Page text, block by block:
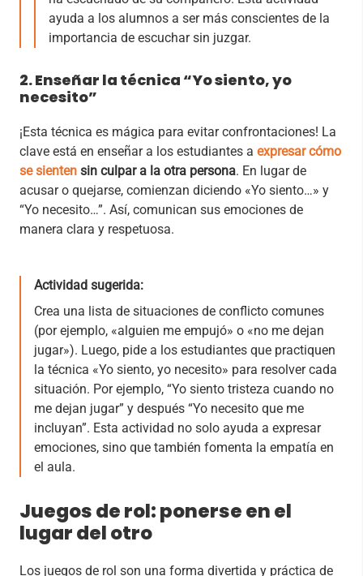
ayuda a los alumnos a ser más conscientes de la
importancia de escuchar sin juzgar.
2. Enseñar la técnica “Yo siento, yo
necesito”
¡Esta técnica es mágica para evitar confrontaciones! La
clave está en enseñar a los estudiantes a expresar cómo
se sienten sin culpar a la otra persona. En lugar de
acusar o quejarse, comienzan diciendo «Yo siento…» y
“Yo necesito…”. Así, comunican sus emociones de
manera clara y respetuosa.
Actividad sugerida:
Crea una lista de situaciones de conflicto comunes
(por ejemplo, «alguien me empujó» o «no me dejan
jugar»). Luego, pide a los estudiantes que practiquen
la técnica «Yo siento, yo necesito» para resolver cada
situación. Por ejemplo, “Yo siento tristeza cuando no
me dejan jugar” y después “Yo necesito que me
incluyan”. Esta actividad no solo ayuda a expresar
emociones, sino que también fomenta la empatía en
el aula.
Juegos de rol: ponerse en el
lugar del otro
Los juegos de rol son una forma divertida y práctica de